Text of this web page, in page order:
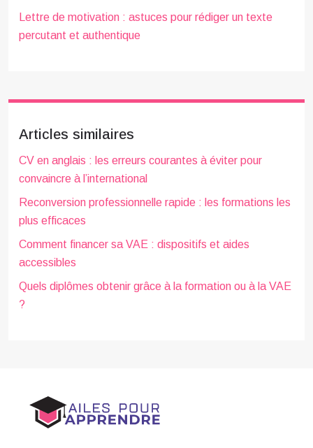
Lettre de motivation : astuces pour rédiger un texte
percutant et authentique
Articles similaires
CV en anglais : les erreurs courantes à éviter pour
convaincre à l’international
Reconversion professionnelle rapide : les formations les
plus efficaces
Comment financer sa VAE : dispositifs et aides
accessibles
Quels diplômes obtenir grâce à la formation ou à la VAE
?